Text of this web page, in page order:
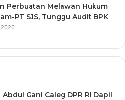
Perbuatan Melawan Hukum
PT SJS, Tunggu Audit BPK
2026
Abdul Gani Caleg DPR RI Dapil